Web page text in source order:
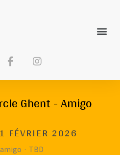
Ghent - Amigo
FÉVRIER 2026
· TBD